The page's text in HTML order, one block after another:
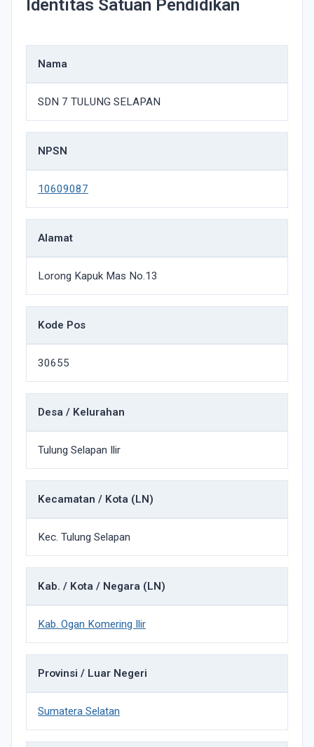
Identitas Satuan Pendidikan
Nama
SDN 7 TULUNG SELAPAN
NPSN
10609087
Alamat
Lorong Kapuk Mas No.13
Kode Pos
30655
Desa / Kelurahan
Tulung Selapan Ilir
Kecamatan / Kota (LN)
Kec. Tulung Selapan
Kab. / Kota / Negara (LN)
Kab. Ogan Komering Ilir
Provinsi / Luar Negeri
Sumatera Selatan